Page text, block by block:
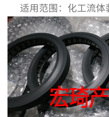
适用范围：化工流体